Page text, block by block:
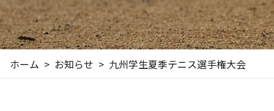
ホーム お知らせ 九州学生夏季テニス選手権大会